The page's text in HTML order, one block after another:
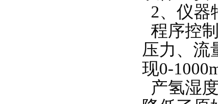
2、仪器
程序控
压力、流
现0-
产氢湿